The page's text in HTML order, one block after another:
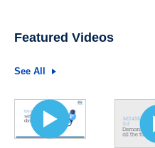
Featured Videos
See All